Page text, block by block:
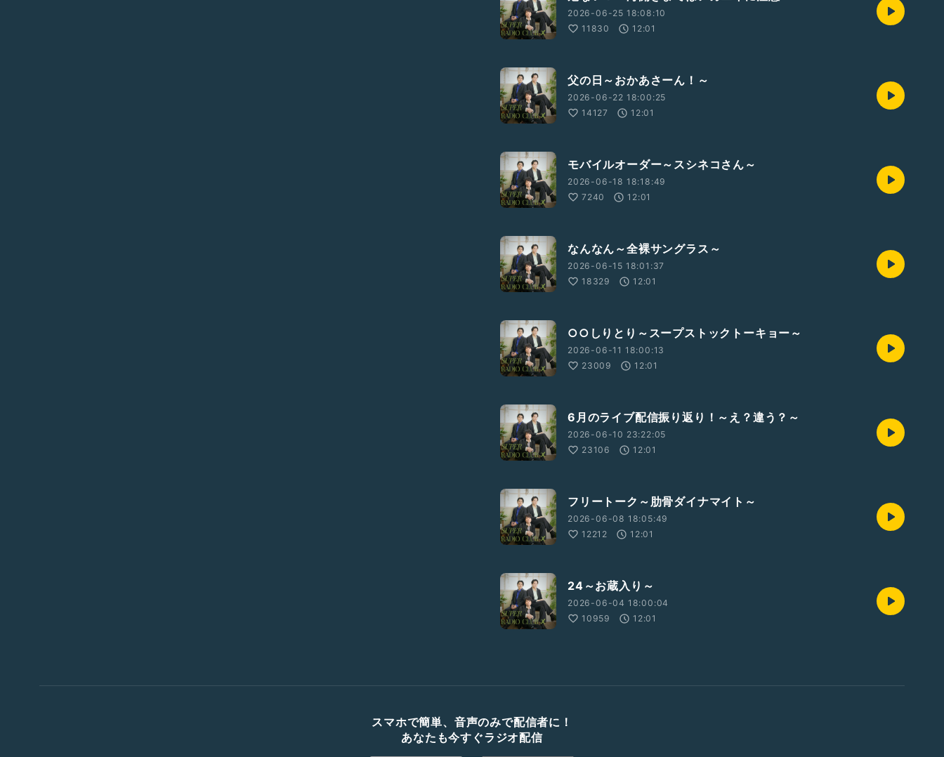
2026-06-25 18:08:10
11830
12:01
父の日～おかあさーん！～
2026-06-22 18:00:25
14127
12:01
モバイルオーダー～スシネコさん～
2026-06-18 18:18:49
7240
12:01
なんなん～全裸サングラス～
2026-06-15 18:01:37
18329
12:01
○○しりとり～スープストックトーキョー～
2026-06-11 18:00:13
23009
12:01
6月のライブ配信振り返り！～え？違う？～
2026-06-10 23:22:05
23106
12:01
フリートーク～肋骨ダイナマイト～
2026-06-08 18:05:49
12212
12:01
24～お蔵入り～
2026-06-04 18:00:04
10959
12:01
スマホで簡単、音声のみで配信者に！
あなたも今すぐラジオ配信